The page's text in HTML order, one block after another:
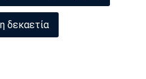
δεκαετία